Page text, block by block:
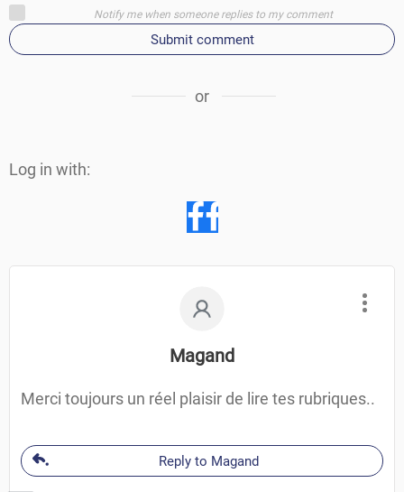
Notify me when someone replies to my comment
Submit comment
or
Log in with:
Magand
Merci toujours un réel plaisir de lire tes rubriques..
Reply to Magand